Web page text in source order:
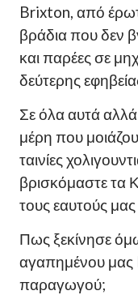
Brixton, από
βράδια που δεν
και παρέες σε
δεύτερης
Σε όλα αυτά
μέρη που
ταινίες
βρισκόμαστε τα
τους εαυτούς μας
Πως ξεκίνησε
αγαπημένου μας
παραγωγού;